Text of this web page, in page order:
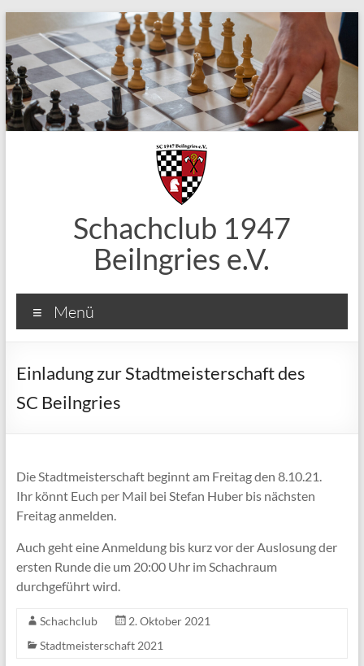
Inhalt
springen
Schachclub 1947
Beilngries e.V.
Menü
Einladung zur Stadtmeisterschaft des
SC Beilngries
Die Stadtmeisterschaft beginnt am Freitag den 8.10.21.
Ihr könnt Euch per Mail bei Stefan Huber bis nächsten
Freitag anmelden.
Auch geht eine Anmeldung bis kurz vor der Auslosung der
ersten Runde die um 20:00 Uhr im Schachraum
durchgeführt wird.
Schachclub
2. Oktober 2021
Stadtmeisterschaft 2021